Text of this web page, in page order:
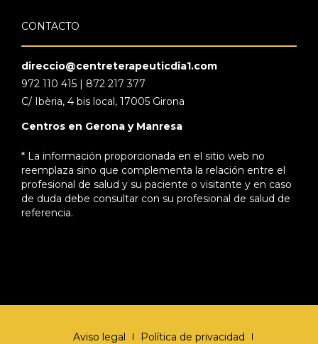
CONTACTO
direccio@centreterapeuticdia1.com
972 110 415 | 872 217 377
C/ Ibèria, 4 bis local, 17005 Girona
Centros en Gerona y Manresa
* La información proporcionada en el sitio web no
reemplaza sino que complementa la relación entre el
profesional de salud y su paciente o visitante y en caso
de duda debe consultar con su profesional de salud de
referencia.
Aviso legal
Política de privacidad